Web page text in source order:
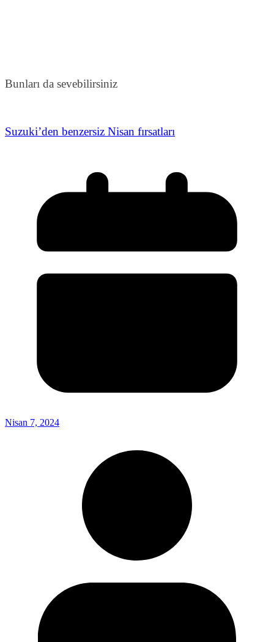
Bunları da sevebilirsiniz
Suzuki’den benzersiz Nisan fırsatları
Nisan 7, 2024